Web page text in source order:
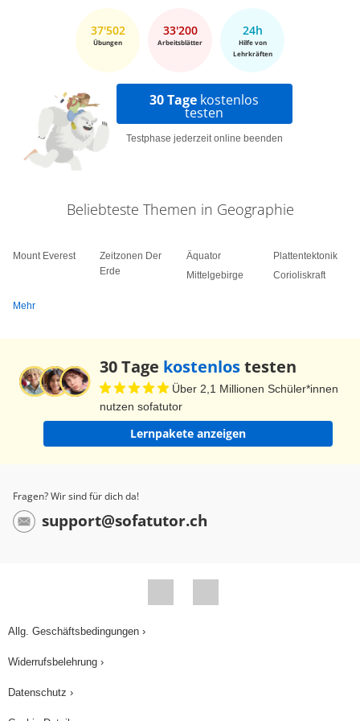
37'502
Übungen
33'200
Arbeitsblätter
24h
Hilfe von
Lehrkräften
30 Tage kostenlos
testen
Testphase jederzeit online beenden
Beliebteste Themen in Geographie
Mount Everest
Zeitzonen Der
Erde
Äquator
Mittelgebirge
Plattentektonik
Corioliskraft
Mehr
30 Tage kostenlostesten
Über 2,1 Millionen Schüler*innen
nutzen sofatutor
Lernpakete anzeigen
Fragen? Wir sind für dich da!
support@sofatutor.ch
Allg. Geschäftsbedingungen ›
Widerrufsbelehrung ›
Datenschutz ›